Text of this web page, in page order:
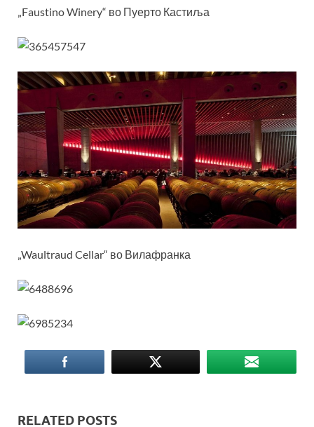
„Faustino Winery“ во Пуерто Кастиља
„Waultraud Cellar“ во Вилафранка
RELATED POSTS